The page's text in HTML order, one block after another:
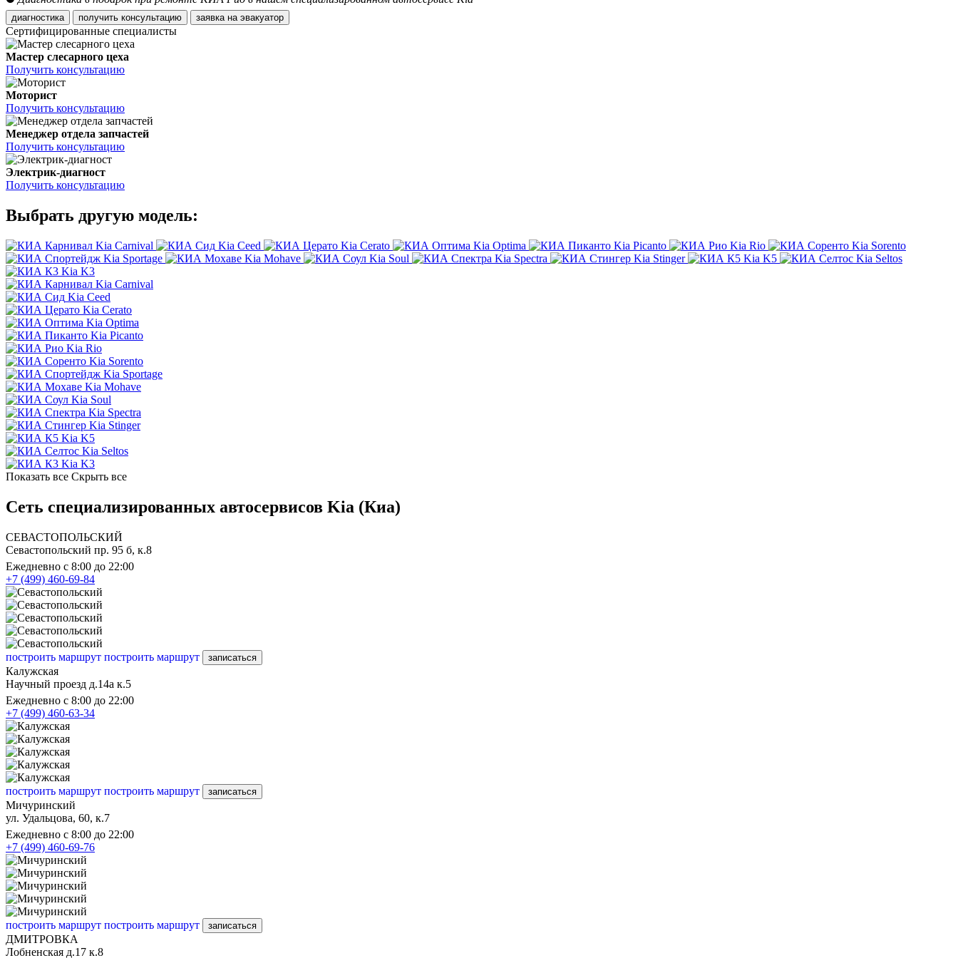
диагностика получить консультацию заявка на эвакуатор
Сертифицированные специалисты
Мастер слесарного цеха
Получить консультацию
Моторист
Получить консультацию
Менеджер отдела запчастей
Получить консультацию
Электрик-диагност
Получить консультацию
Выбрать другую модель:
Kia Carnival Kia Ceed Kia Cerato Kia Optima Kia Picanto Kia Rio
Kia Sorento
Kia Sportage
Kia Mohave Kia Soul Kia Spectra Kia Stinger Kia K5
Kia Seltos
Kia K3
Kia Carnival
Kia Ceed
Kia Cerato
Kia Optima
Kia Picanto
Kia Rio
Kia Sorento
Kia Sportage
Kia Mohave
Kia Soul
Kia Spectra
Kia Stinger
Kia K5
Kia Seltos
Kia K3
Показать все Скрыть все
Сеть специализированных автосервисов Kia (Киа)
СЕВАСТОПОЛЬСКИЙ
Севастопольский пр. 95 б, к.8
Ежедневно с 8:00 до 22:00
+7 (499) 460-69-84
построить маршрут построить маршрут записаться
Калужская
Научный проезд д.14а к.5
Ежедневно с 8:00 до 22:00
+7 (499) 460-63-34
построить маршрут построить маршрут записаться
Мичуринский
ул. Удальцова, 60, к.7
Ежедневно с 8:00 до 22:00
+7 (499) 460-69-76
построить маршрут построить маршрут записаться
ДМИТРОВКА
Лобненская д.17 к.8